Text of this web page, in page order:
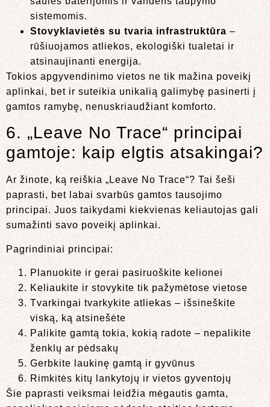
sistemomis.
Stovyklavietės su tvaria infrastruktūra –
rūšiuojamos atliekos, ekologiški tualetai ir
atsinaujinanti energija.
Tokios apgyvendinimo vietos ne tik mažina poveikį
aplinkai, bet ir suteikia unikalią galimybę pasinerti į
gamtos ramybę, nenuskriaudžiant komforto.
6. „Leave No Trace“ principai
gamtoje: kaip elgtis atsakingai?
Ar žinote, ką reiškia „Leave No Trace“? Tai šeši
paprasti, bet labai svarbūs gamtos tausojimo
principai. Juos taikydami kiekvienas keliautojas gali
sumažinti savo poveikį aplinkai.
Pagrindiniai principai:
Planuokite ir gerai pasiruoškite kelionei
Keliaukite ir stovykite tik pažymėtose vietose
Tvarkingai tvarkykite atliekas – išsineškite
viską, ką atsinešėte
Palikite gamtą tokia, kokią radote – nepalikite
ženklų ar pėdsakų
Gerbkite laukinę gamtą ir gyvūnus
Rimkitės kitų lankytojų ir vietos gyventojų
Šie paprasti veiksmai leidžia mėgautis gamta,